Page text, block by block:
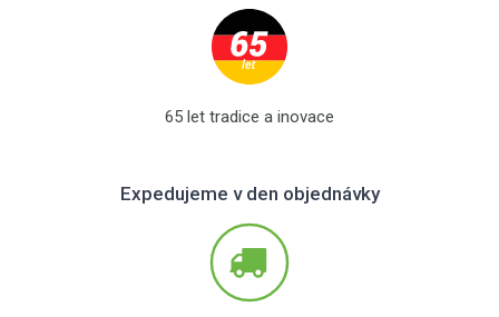
65 let tradice a inovace
Expedujeme v den objednávky